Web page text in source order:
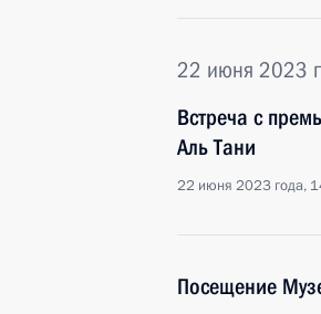
22 июня 2023
Встреча с
Аль Тани
22 июня 2023 года,
Посещение